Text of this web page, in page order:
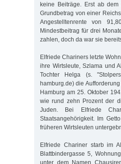
keine Beiträge. Erst ab
Grundbetrag von einer
Angestelltenrente von
Mindestbeitrag für drei
zahlen, doch da war sie
Elfriede Chariners letzte
ihre Wirtsleute, Szlama und
Tochter Helga (s.
hamburg.de) die
Hamburg am 25. Oktober
wie rund zehn Prozent der
Juden. Bei Elfriede
Staatsangehörigkeit. Im
früheren Wirtsleuten
Elfriede Chariner starb im
Blattbindergasse 5,